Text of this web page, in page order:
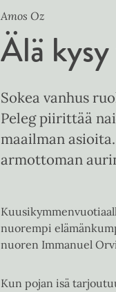
Amos Oz
Älä
Sokea vanhus
Peleg piirittää
maailman
armottoman
nuorempi
nuoren Immanuel
Kun pojan isä